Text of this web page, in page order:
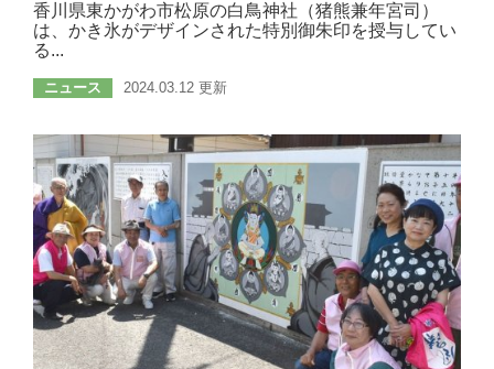
香川県東かがわ市松原の白鳥神社（猪熊兼年宮司）
は、かき氷がデザインされた特別御朱印を授与してい
る...
ニュース 2024.03.12 更新